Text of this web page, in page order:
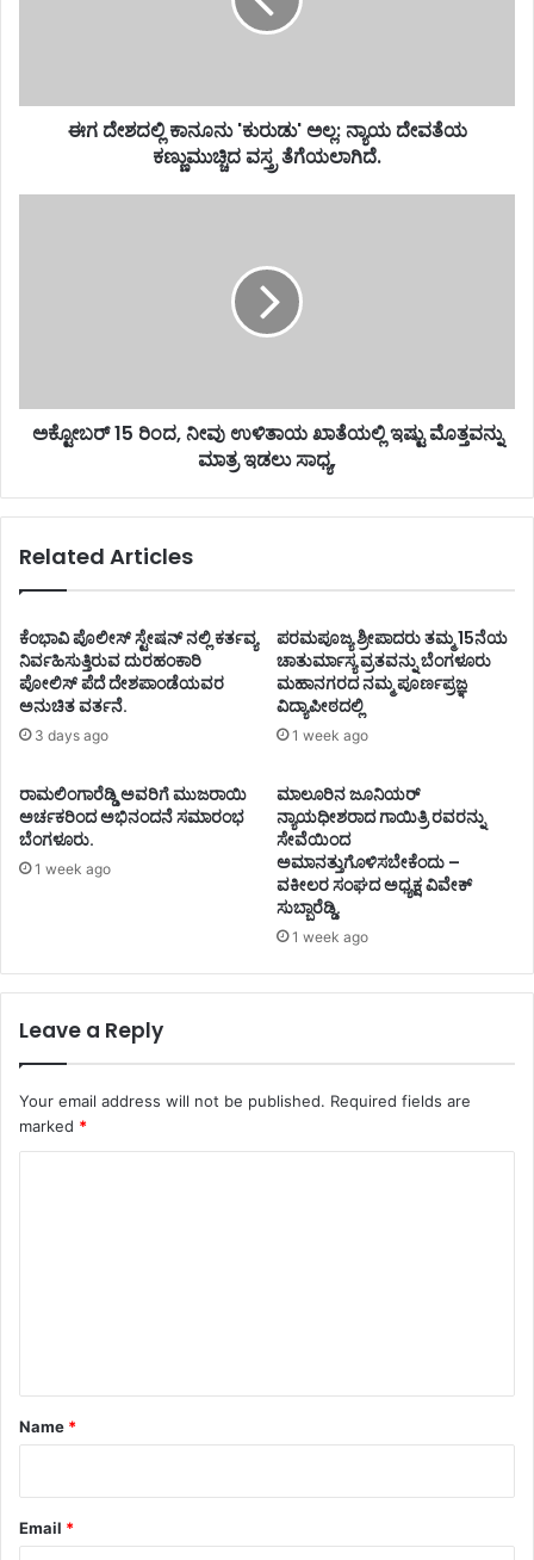
ಈಗ ದೇಶದಲ್ಲಿ ಕಾನೂನು 'ಕುರುಡು' ಅಲ್ಲ: ನ್ಯಾಯ ದೇವತೆಯ
ಕಣ್ಣುಮುಚ್ಚಿದ ವಸ್ತ್ರ ತೆಗೆಯಲಾಗಿದೆ.
ಅಕ್ಟೋಬರ್ 15 ರಿಂದ, ನೀವು ಉಳಿತಾಯ ಖಾತೆಯಲ್ಲಿ ಇಷ್ಟು ಮೊತ್ತವನ್ನು
ಮಾತ್ರ ಇಡಲು ಸಾಧ್ಯ,
Related Articles
ಕೆಂಭಾವಿ ಪೊಲೀಸ್ ಸ್ಟೇಷನ್ ನಲ್ಲಿ ಕರ್ತವ್ಯ
ನಿರ್ವಹಿಸುತ್ತಿರುವ ದುರಹಂಕಾರಿ
ಪೋಲಿಸ್ ಪೆದೆ ದೇಶಪಾಂಡೆಯವರ
ಅನುಚಿತ ವರ್ತನೆ.
3 days ago
ಪರಮಪೂಜ್ಯ ಶ್ರೀಪಾದರು ತಮ್ಮ 15ನೆಯ
ಚಾತುರ್ಮಾಸ್ಯ ವ್ರತವನ್ನು ಬೆಂಗಳೂರು
ಮಹಾನಗರದ ನಮ್ಮ ಪೂರ್ಣಪ್ರಜ್ಞ
ವಿದ್ಯಾಪೀಠದಲ್ಲಿ
1 week ago
ರಾಮಲಿಂಗಾರೆಡ್ಡಿ ಅವರಿಗೆ ಮುಜರಾಯಿ
ಅರ್ಚಕರಿಂದ ಅಭಿನಂದನೆ ಸಮಾರಂಭ
ಬೆಂಗಳೂರು.
1 week ago
ಮಾಲೂರಿನ ಜೂನಿಯರ್
ನ್ಯಾಯಧೀಶರಾದ ಗಾಯಿತ್ರಿ ರವರನ್ನು
ಸೇವೆಯಿಂದ
ಅಮಾನತ್ತುಗೊಳಿಸಬೇಕೆಂದು –
ವಕೀಲರ ಸಂಘದ ಅಧ್ಯಕ್ಷ ವಿವೇಕ್
ಸುಬ್ಬಾರೆಡ್ಡಿ.
1 week ago
Leave a Reply
Your email address will not be published. Required fields are
marked *
*
Name *
Email *